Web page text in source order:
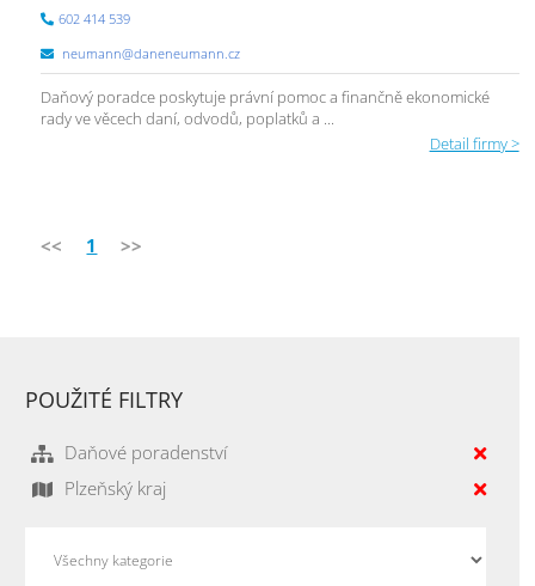
602 414 539
neumann@daneneumann.cz
Daňový poradce poskytuje právní pomoc a finančně ekonomické
rady ve věcech daní, odvodů, poplatků a ...
Detail firmy >
<< 1 >>
POUŽITÉ FILTRY
Daňové poradenství
Plzeňský kraj